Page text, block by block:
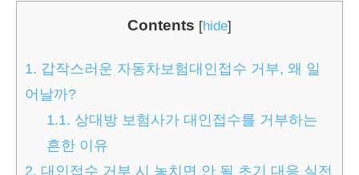
Contents [hide]
1. 갑작스러운 자동차보험대인접수 거부, 왜 일
어날까?
1.1. 상대방 보험사가 대인접수를 거부하는
흔한 이유
2. 대인접수 거부 시 놓치면 안 될 초기 대응 실전